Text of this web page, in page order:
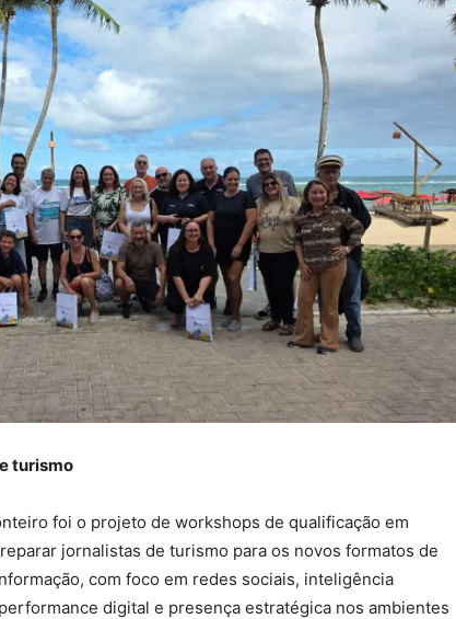
turismo
foi o projeto de workshops de qualificação em
jornalistas de turismo para os novos formatos de
com foco em redes sociais, inteligência
digital e presença estratégica nos ambientes